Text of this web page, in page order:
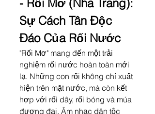
- Rối Mơ (Nha Trang):
Sự Cách Tân Độc
Đáo Của Rối Nước
"Rối Mơ" mang đến một trải
nghiệm rối nước hoàn toàn mới
lạ. Những con rối không chỉ xuất
hiện trên mặt nước, mà còn kết
hợp với rối dây, rối bóng và múa
đương đại. Âm nhạc dân tộc